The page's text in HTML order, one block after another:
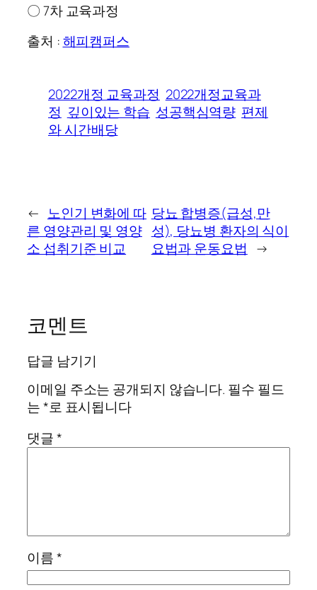
〇 7차 교육과정
출처 :해피캠퍼스
2022개정 교육과정 2022개정교육과
정 깊이있는 학습 성공핵심역량 편제
와 시간배당
← 노인기 변화에 따
른 영양관리 및 영양
소 섭취기준 비교
당뇨 합병증(급성,만
성), 당뇨병 환자의 식이
요법과 운동요법
→
코멘트
답글 남기기
이메일 주소는 공개되지 않습니다. 필수 필드
는*로 표시됩니다
댓글*
이름*